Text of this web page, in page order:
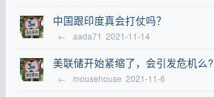
中国跟印度真会打仗吗？
← aada71 2021-11-14
美联储开始紧缩了，会引发危机么?
← mousehouse 2021-11-6